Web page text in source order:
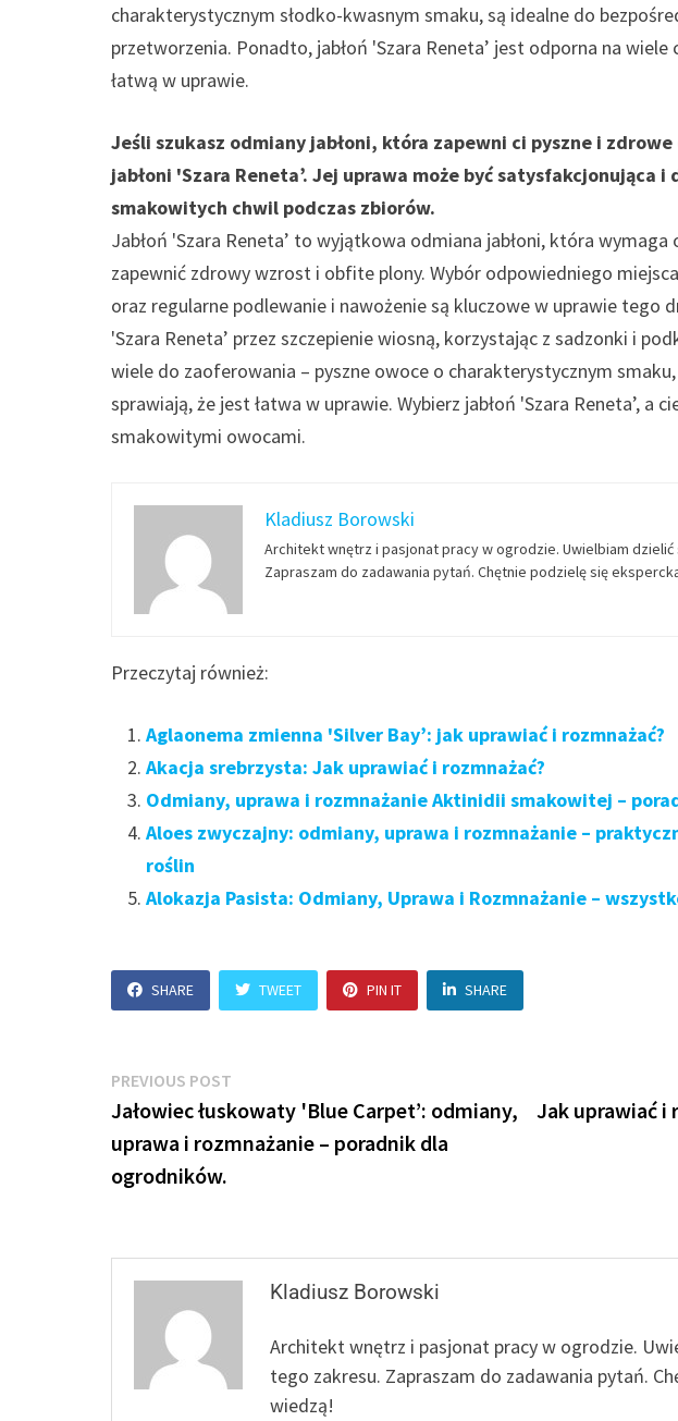
charakterystycznym słodko-kwasnym smaku, są idealne do
przetworzenia. Ponadto, jabłoń 'Szara Reneta’ jest odporna na
łatwą w uprawie.
Jeśli szukasz odmiany jabłoni, która zapewni ci pyszne i
jabłoni 'Szara Reneta’. Jej uprawa może być satysfakcjonująca
smakowitych chwil podczas zbiorów.
Jabłoń 'Szara Reneta’ to wyjątkowa odmiana jabłoni, która
zapewnić zdrowy wzrost i obfite plony. Wybór odpowiedniego
oraz regularne podlewanie i nawożenie są kluczowe w uprawie tego
'Szara Reneta’ przez szczepienie wiosną, korzystając z sadzonki i
wiele do zaoferowania – pyszne owoce o charakterystycznym
sprawiają, że jest łatwa w uprawie. Wybierz jabłoń 'Szara Reneta’, a
smakowitymi owocami.
Kladiusz Borowski
Architekt wnętrz i pasjonat pracy w ogrodzie. Uwielbiam
Zapraszam do zadawania pytań. Chętnie podzielę się
Przeczytaj również:
Aglaonema zmienna 'Silver Bay’: jak uprawiać i rozmnażać?
Akacja srebrzysta: Jak uprawiać i rozmnażać?
Odmiany, uprawa i rozmnażanie Aktinidii smakowitej –
Aloes zwyczajny: odmiany, uprawa i rozmnażanie –
roślin
Alokazja Pasista: Odmiany, Uprawa i Rozmnażanie –
SHARE TWEET PIN IT SHARE
Nawigacja
wpisu
PREVIOUS POST
post:
Jałowiec łuskowaty 'Blue Carpet’: odmiany,
uprawa i rozmnażanie – poradnik dla
ogrodników.
Jak uprawiać i
Kladiusz Borowski
Architekt wnętrz i pasjonat pracy w ogrodzie.
tego zakresu. Zapraszam do zadawania pytań.
wiedzą!